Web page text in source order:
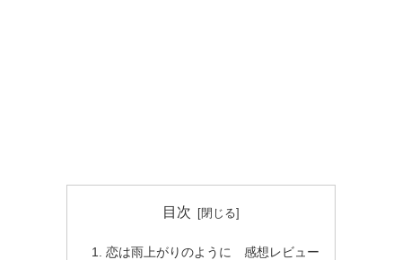
目次
恋は雨上がりのように 感想レビュー